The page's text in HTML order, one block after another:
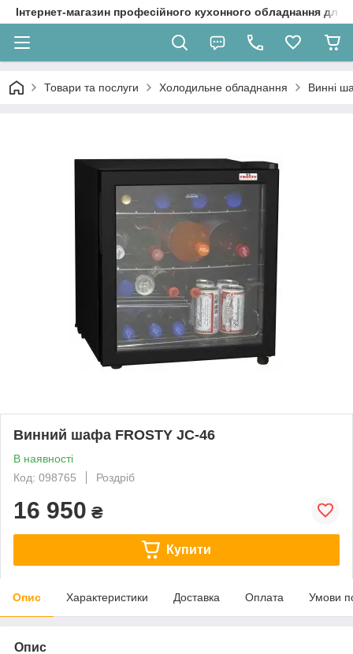
Інтернет-магазин професійного кухонного обладнання
Товари та послуги Холодильне обладнання Винні
Винний шафа FROSTY JC-46
В наявності
Код: 098765
Роздріб
16 950 ₴
Купити
Опис Характеристики Доставка Оплата Умови
Опис